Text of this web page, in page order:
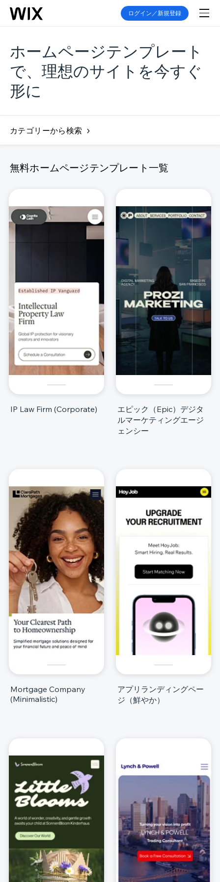
ログイン／新規登録
ホームページテンプレート
で、理想のサイトを今すぐ
形に
カテゴリーから検索
無料ホームページテンプレート一覧
IP Law Firm (Corporate)
エピック（Epic）デジタ
ルマーケティングエージ
ェンシー
Mortgage Company
(Minimalistic)
アプリランディングペー
ジ（鮮やか）